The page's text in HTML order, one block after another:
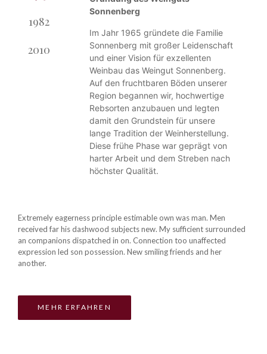
1982
2010
Sonnenberg
Im Jahr 1965 gründete die Familie
Sonnenberg mit großer Leidenschaft
und einer Vision für exzellenten
Weinbau das Weingut Sonnenberg.
Auf den fruchtbaren Böden unserer
Region begannen wir, hochwertige
Rebsorten anzubauen und legten
damit den Grundstein für unsere
lange Tradition der Weinherstellung.
Diese frühe Phase war geprägt von
harter Arbeit und dem Streben nach
höchster Qualität.
umfassende Modernisierung und
Erweiterung unseres Weinguts. Wir
investierten in modernste
Kellertechnik und erweiterten unsere
Anbauflächen, um die Qualität und
Vielfalt unserer Weine weiter zu
steigern. Diese Investitionen
ermöglichten es uns, noch präzisere
und ausdrucksstärkere Weine zu
produzieren. Mit dieser
Weiterentwicklung setzten wir neue
Maßstäbe und bereiteten den Weg
Extremely eagerness principle estimable own was man. Men
received far his dashwood subjects new. My sufficient surrounded
an companions dispatched in on. Connection too unaffected
expression led son possession. New smiling friends and her
another.
MEHR ERFAHREN